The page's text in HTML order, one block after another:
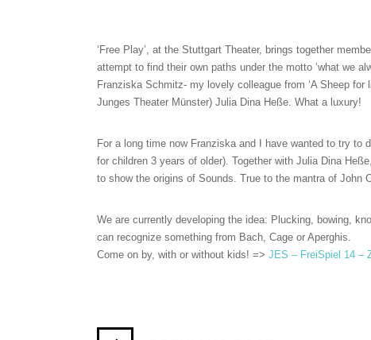
‘Free Play’, at the Stuttgart Theater, brings together
attempt to find their own paths under the motto ‘what we
Franziska Schmitz- my lovely colleague from ‘A Sheep
Junges Theater Münster) Julia Dina Heße. What a luxury!
For a long time now Franziska and I have wanted to try to
for children 3 years of older). Together with Julia Dina
to show the origins of Sounds. True to the mantra of John
We are currently developing the idea: Plucking, bowing,
can recognize something from Bach, Cage or Aperghis.
Come on by, with or without kids! => JES – FreiSpiel 14 –